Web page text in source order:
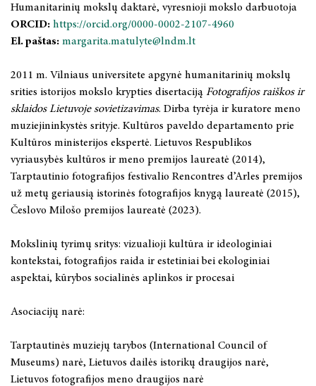
Humanitarinių mokslų daktarė, vyresnioji mokslo darbuotoja
ORCID: https://orcid.org/0000-0002-2107-4960
El. paštas: margarita.matulyte@lndm.lt
2011 m. Vilniaus universitete apgynė humanitarinių mokslų
srities istorijos mokslo krypties disertaciją Fotografijos raiškos ir
sklaidos Lietuvoje sovietizavimas. Dirba tyrėja ir kuratore meno
muziejininkystės srityje. Kultūros paveldo departamento prie
Kultūros ministerijos ekspertė. Lietuvos Respublikos
vyriausybės kultūros ir meno premijos laureatė (2014),
Tarptautinio fotografijos festivalio Rencontres d’Arles premijos
už metų geriausią istorinės fotografijos knygą laureatė (2015),
Česlovo Milošo premijos laureatė (2023).
Mokslinių tyrimų sritys: vizualioji kultūra ir ideologiniai
kontekstai, fotografijos raida ir estetiniai bei ekologiniai
aspektai, kūrybos socialinės aplinkos ir procesai
Asociacijų narė:
Tarptautinės muziejų tarybos (International Council of
Museums) narė, Lietuvos dailės istorikų draugijos narė,
Lietuvos fotografijos meno draugijos narė